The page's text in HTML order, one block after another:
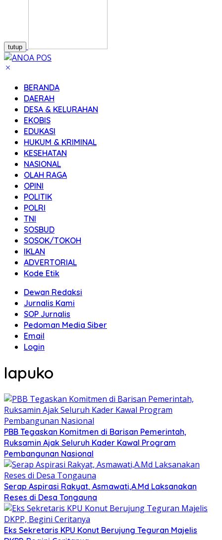
tutup
BERANDA
DAERAH
DESA & KELURAHAN
EKOBIS
EDUKASI
HUKUM & KRIMINAL
KESEHATAN
NASIONAL
OLAH RAGA
OPINI
POLITIK
POLRI
TNI
SOSBUD
SOSOK/TOKOH
IKLAN
ADVERTORIAL
Kode Etik
Dewan Redaksi
Jurnalis Kami
SOP Jurnalis
Pedoman Media Siber
Email
Login
lapuko
PBB Tegaskan Komitmen di Barisan Pemerintah,
Ruksamin Ajak Seluruh Kader Kawal Program
Pembangunan Nasional
Serap Aspirasi Rakyat, Asmawati,A.Md Laksanakan
Reses di Desa Tongauna
Eks Sekretaris KPU Konut Berujung Teguran Majelis